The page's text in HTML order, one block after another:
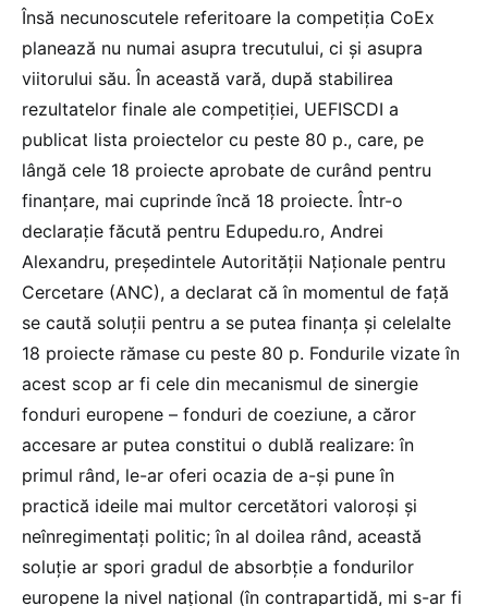
Însă necunoscutele referitoare la competiția CoEx
planează nu numai asupra trecutului, ci și asupra
viitorului său. În această vară, după stabilirea
rezultatelor finale ale competiției, UEFISCDI a
publicat lista proiectelor cu peste 80 p., care, pe
lângă cele 18 proiecte aprobate de curând pentru
finanțare, mai cuprinde încă 18 proiecte. Într-o
declarație făcută pentru Edupedu.ro, Andrei
Alexandru, președintele Autorității Naționale pentru
Cercetare (ANC), a declarat că în momentul de față
se caută soluții pentru a se putea finanța și celelalte
18 proiecte rămase cu peste 80 p. Fondurile vizate în
acest scop ar fi cele din mecanismul de sinergie
fonduri europene – fonduri de coeziune, a căror
accesare ar putea constitui o dublă realizare: în
primul rând, le-ar oferi ocazia de a-și pune în
practică ideile mai multor cercetători valoroși și
neînregimentați politic; în al doilea rând, această
soluție ar spori gradul de absorbție a fondurilor
europene la nivel național (în contrapartidă, mi s-ar fi